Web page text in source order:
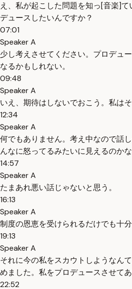
え、私が起こした問題を知っ[音楽]
デュースしたいんですか？
07:01
Speaker A
少し考えさせてください。プロデュ
なるかもしれない。
09:48
Speaker A
いえ、期待はしないでおこう。私は
12:34
Speaker A
何でもありません。考え中なので話
んなに怒ってるみたいに見えるのかな
14:57
Speaker A
たまあれ悪い話じゃないと思う。
16:13
Speaker A
制度の恩恵を受けられるだけでも十分
19:13
Speaker A
それに今の私をスカウトしようなん
めました。私をプロデュースさせてあ
22:52